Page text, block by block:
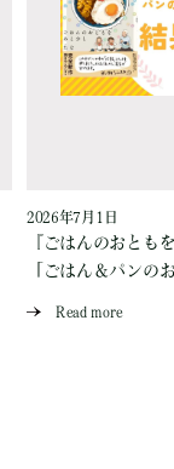
2026年7月1日
『ごはんのおとも
「ごはん＆パンの
Read more